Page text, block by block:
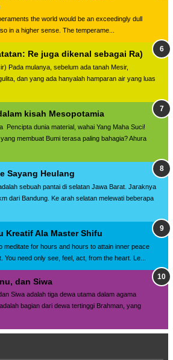
the world would be an exceedingly dull
in a higher sense. The temperame...
Re juga dikenal sebagai Ra)
Pada mulanya, sebelum ada tanah Mesir,
dan yang ada hanyalah hamparan air yang luas
kisah Mesopotamia
Pencipta dunia material, wahai Yang Maha Suci!
membuat Bumi terasa paling bahagia? Ahura
Sayang Heulang
sebuah pantai di selatan Jawa Barat. Jaraknya
dari Bandung. Ke arah selatan melewati beberapa
Kreatif Ala Master Shifu
meditate for hours and hours to attain inner peace
You need only see, feel, act, from the heart. Le...
dan Siwa
Siwa adalah tiga dewa utama dalam agama
bagian dari dewa tertinggi Brahman, yang